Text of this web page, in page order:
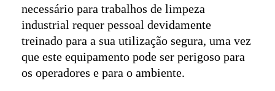
necessário para trabalhos de limpeza
industrial requer pessoal devidamente
treinado para a sua utilização segura, uma vez
que este equipamento pode ser perigoso para
os operadores e para o ambiente.